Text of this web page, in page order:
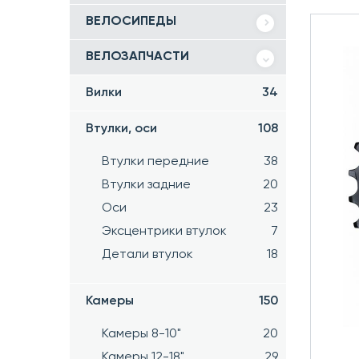
ВЕЛОСИПЕДЫ
ВЕЛОЗАПЧАСТИ
Вилки 34
Втулки, оси 108
Втулки передние
38
Втулки задние
20
Оси
23
Эксцентрики втулок
7
Детали втулок
18
Камеры 150
Камеры 8-10"
20